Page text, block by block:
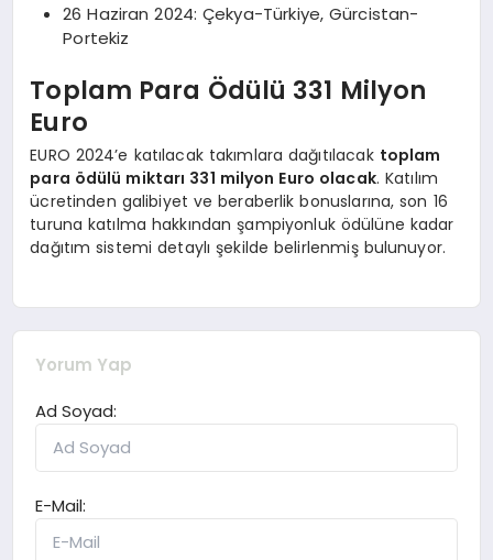
26 Haziran 2024: Çekya-Türkiye, Gürcistan-
Portekiz
Toplam Para Ödülü 331 Milyon
Euro
EURO 2024’e katılacak takımlara dağıtılacak toplam
para ödülü miktarı 331 milyon Euro olacak. Katılım
ücretinden galibiyet ve beraberlik bonuslarına, son 16
turuna katılma hakkından şampiyonluk ödülüne kadar
dağıtım sistemi detaylı şekilde belirlenmiş bulunuyor.
Yorum Yap
Ad Soyad:
E-Mail: